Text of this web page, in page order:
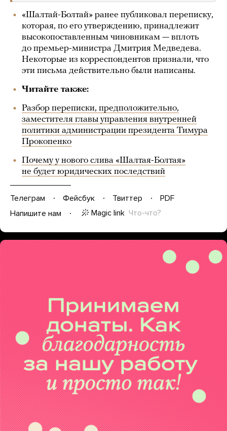
«Шалтай-Болтай» ранее публиковал переписку,
которая, по его утверждению, принадлежит
высокопоставленным чиновникам — вплоть
до премьер-министра Дмитрия Медведева.
Некоторые из корреспондентов признали, что
эти письма действительно были написаны.
Читайте также:
Разбор переписки, предположительно,
заместителя главы управления внутренней
политики администрации президента Тимура
Прокопенко
Почему у нового слива «Шалтая-Болтая»
не будет юридических последствий
Телеграм Фейсбук Твиттер
PDF
Напишите нам
Magic link Что-что?